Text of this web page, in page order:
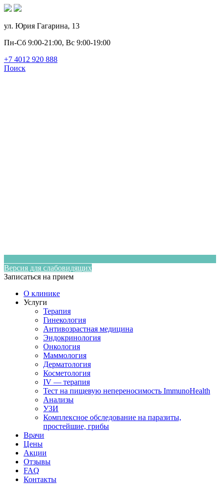
ул. Юрия Гагарина, 13
Пн-Сб 9:00-21:00, Вс 9:00-19:00
+7 4012 920 888
Поиск
Версия для слабовидящих
Записаться на прием
О клинике
Услуги
Терапия
Гинекология
Антивозрастная медицина
Эндокринология
Онкология
Маммология
Дерматология
Косметология
IV — терапия
Тест на пищевую непереносимость ImmunoHealth
Анализы
УЗИ
Комплексное обследование на паразиты,
простейшие, грибы
Врачи
Цены
Акции
Отзывы
FAQ
Контакты